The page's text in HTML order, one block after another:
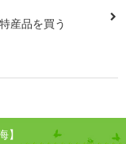
産品を買う
】